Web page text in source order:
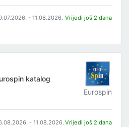
- 11.08.2026. Vrijedi još 2 dana
katalog
Eurospin
- 11.08.2026. Vrijedi još 2 dana